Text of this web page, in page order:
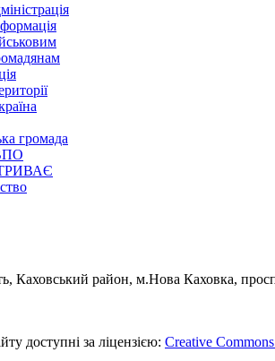
громада
Каховський район, м.Нова Каховка,
доступні за ліцензією: Creative